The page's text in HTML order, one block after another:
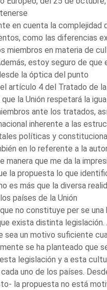
en cuenta la complejidad
como las diferencias
miembros en materia de
estoy seguro de que
la óptica del punto
artículo 4 del Tratado de la
la Unión respetará la
ante los tratados,
inherente a las
políticas y
en lo referente a la
manera que me da la
la propuesta lo que
es más que la diversa
países de la Unión
no constituye per se una
exista distinta legislación.
sea un motivo suficiente
se ha planteado que
legislación y a esta
uno de los países.
la propuesta no está